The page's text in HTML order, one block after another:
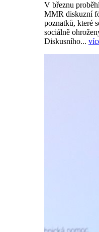
V březnu
MMR diskuzní
poznatků, které
sociálně
Diskusního...